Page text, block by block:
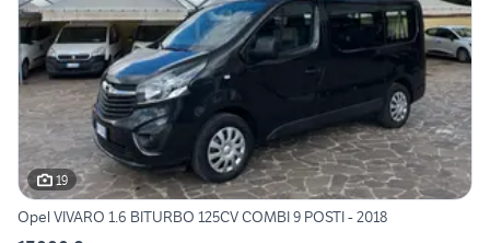
19
Opel VIVARO 1.6 BITURBO 125CV COMBI 9 POSTI - 2018